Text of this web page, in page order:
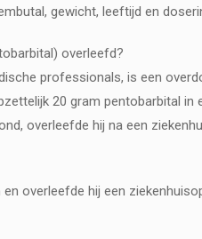
gewicht, leeftijd en
overleefd?
professionals, is een
20 gram pentobarbital in
overleefde hij na een
overleefde hij een